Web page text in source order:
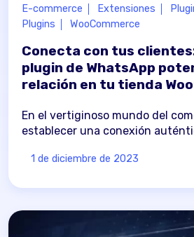
E-commerce Extensiones
Plugins
WooCommerce
Conecta con tus
plugin de WhatsApp
relación en tu tienda
En el vertiginoso mundo del
establecer una conexión
1 de diciembre de 2023